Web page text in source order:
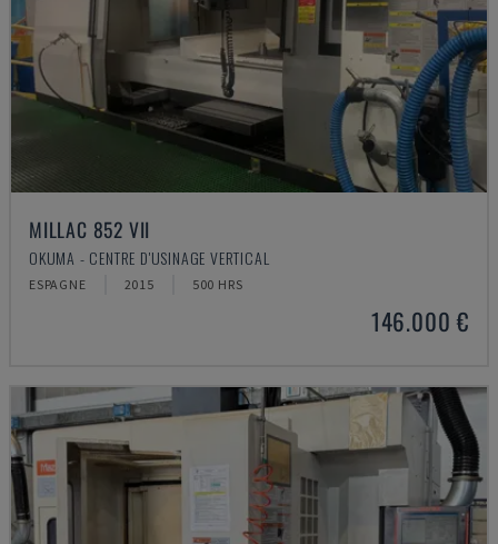
MILLAC 852 VII
OKUMA - CENTRE D'USINAGE VERTICAL
ESPAGNE 2015 500 HRS
146.000 €